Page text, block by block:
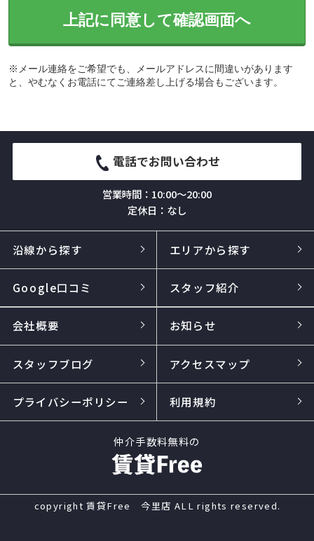
上記に同意して確認画面へ
※メール連絡をご希望でも、メールアドレスに間違いがあります
と、やむなくお電話にてご連絡差し上げる場合もございます。
電話でお問い合わせ
営業時間：10:00～20:00
定休日：なし
沿線から探す エリアから探す
Google口コミ スタッフ紹介
会社概要 お知らせ
スタッフブログ アクセスマップ
プライバシーポリシー 利用規約
仲介手数料無料の
copyright 賃貸Free 今里店 ALL rights reserved.